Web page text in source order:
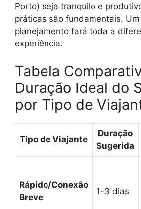
Porto) seja tranquilo e
práticas são fundamentais.
planejamento fará toda a
experiência.
Tabela
Duração Ideal do
por Tipo de
Tipo de Viajante
Duração
Sugerida
Rápido/Conexão
Breve
1-3 dias